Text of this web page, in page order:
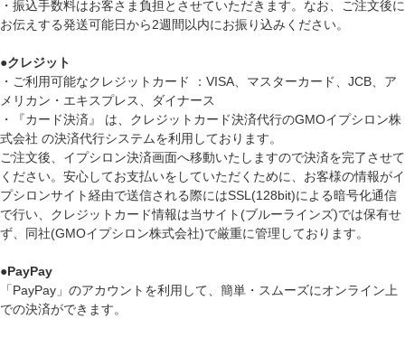
・振込手数料はお客さま負担とさせていただきます。なお、ご注文後に
お伝えする発送可能日から2週間以内にお振り込みください。
●クレジット
・ご利用可能なクレジットカード ：VISA、マスターカード、JCB、ア
メリカン・エキスプレス、ダイナース
・『カード決済』 は、クレジットカード決済代行のGMOイプシロン株
式会社 の決済代行システムを利用しております。
ご注文後、イプシロン決済画面へ移動いたしますので決済を完了させて
ください。安心してお支払いをしていただくために、お客様の情報がイ
プシロンサイト経由で送信される際にはSSL(128bit)による暗号化通信
で行い、クレジットカード情報は当サイト(ブルーラインズ)では保有せ
ず、同社(GMOイプシロン株式会社)で厳重に管理しております。
●PayPay
「PayPay」のアカウントを利用して、簡単・スムーズにオンライン上
での決済ができます。